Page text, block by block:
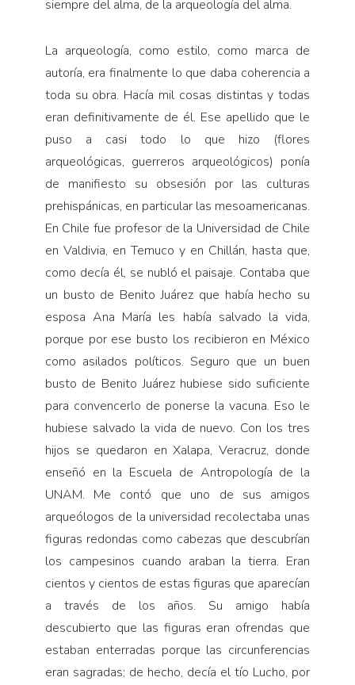
siempre del alma, de la arqueología del alma.
La arqueología, como estilo, como marca de
autoría, era finalmente lo que daba coherencia a
toda su obra. Hacía mil cosas distintas y todas
eran definitivamente de él. Ese apellido que le
puso a casi todo lo que hizo (flores
arqueológicas, guerreros arqueológicos) ponía
de manifiesto su obsesión por las culturas
prehispánicas, en particular las mesoamericanas.
En Chile fue profesor de la Universidad de Chile
en Valdivia, en Temuco y en Chillán, hasta que,
como decía él, se nubló el paisaje. Contaba que
un busto de Benito Juárez que había hecho su
esposa Ana María les había salvado la vida,
porque por ese busto los recibieron en México
como asilados políticos. Seguro que un buen
busto de Benito Juárez hubiese sido suficiente
para convencerlo de ponerse la vacuna. Eso le
hubiese salvado la vida de nuevo. Con los tres
hijos se quedaron en Xalapa, Veracruz, donde
enseñó en la Escuela de Antropología de la
UNAM. Me contó que uno de sus amigos
arqueólogos de la universidad recolectaba unas
figuras redondas como cabezas que descubrían
los campesinos cuando araban la tierra. Eran
cientos y cientos de estas figuras que aparecían
a través de los años. Su amigo había
descubierto que las figuras eran ofrendas que
estaban enterradas porque las circunferencias
eran sagradas; de hecho, decía el tío Lucho, por